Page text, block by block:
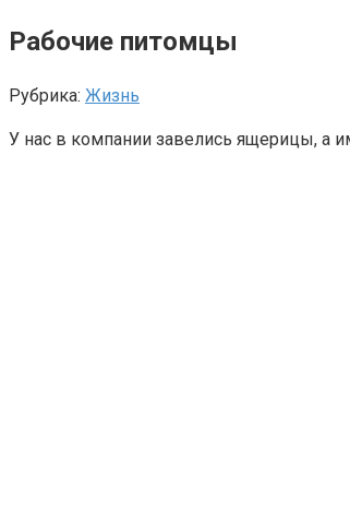
Рабочие питомцы
Рубрика: Жизнь
У нас в компании завелись ящерицы, а